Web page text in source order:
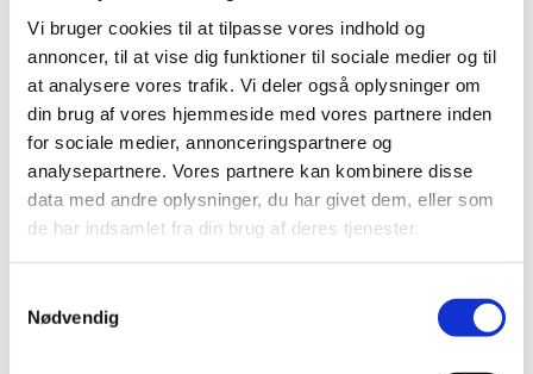
Vi bruger cookies til at tilpasse vores indhold og
annoncer, til at vise dig funktioner til sociale medier og til
at analysere vores trafik. Vi deler også oplysninger om
din brug af vores hjemmeside med vores partnere inden
for sociale medier, annonceringspartnere og
analysepartnere. Vores partnere kan kombinere disse
data med andre oplysninger, du har givet dem, eller som
de har indsamlet fra din brug af deres tjenester.
Nødvendig
Lynlås 32 cm
Zipper 35-39 cm
Lynlås med ring 35 cm
Lynlås nylon 35 cm
Lynlås 37 cm
Zipper 40-44 cm
Lynlås med ring 40 cm
Lynlås nylon 40 cm
Lynlås metal 40 cm
Zipper 45-49 cm
Lynlås nylon 45 cm